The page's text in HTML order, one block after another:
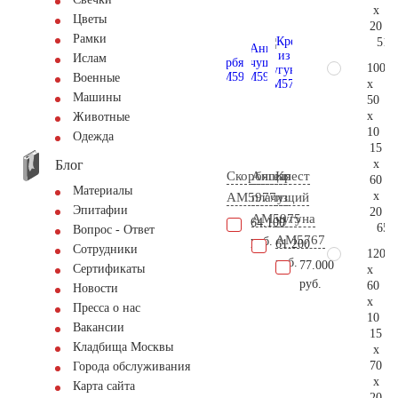
Цветы
Рамки
Ислам
Военные
Машины
Животные
Одежда
Блог
Материалы
Эпитафии
Вопрос - Ответ
Сотрудники
Сертификаты
Новости
Пресса о нас
Вакансии
Кладбища Москвы
Города обслуживания
Карта сайта
Скорбящая
AM5977
64.100
руб.
Ангел
плачущий
AM5975
61.200
руб.
Крест
из
чугуна
AM5767
77.000
руб.
x
20
100
x
50
x
10
15
x
60
x
20
120
x
60
x
10
15
x
70
x